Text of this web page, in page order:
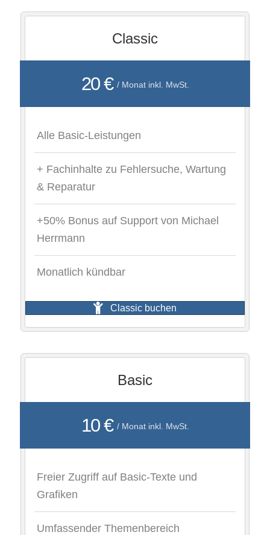
Classic
20 € / Monat inkl. MwSt.
Alle Basic-Leistungen
+ Fachinhalte zu Fehlersuche, Wartung
& Reparatur
+50% Bonus auf Support von Michael
Herrmann
Monatlich kündbar
Classic buchen
Basic
10 € / Monat inkl. MwSt.
Freier Zugriff auf Basic-Texte und
Grafiken
Umfassender Themenbereich